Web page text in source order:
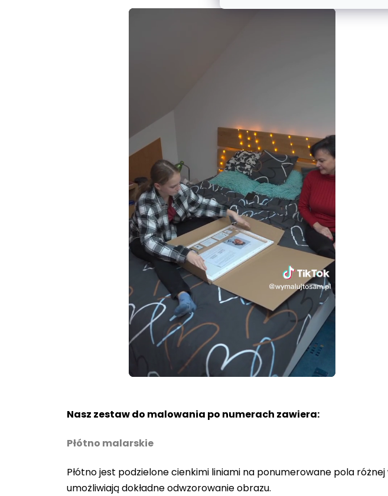
Unmute Loaded
80.40%
Nasz zestaw do malowania po numerach zawiera:
Płótno malarskie
Płótno jest podzielone cienkimi liniami na ponumerowane pola
umożliwiają dokładne odwzorowanie obrazu.